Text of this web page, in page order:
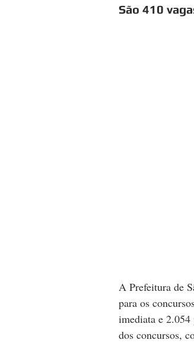
São 410
A Prefeitura de
para os
imediata e 2.054
dos concursos,